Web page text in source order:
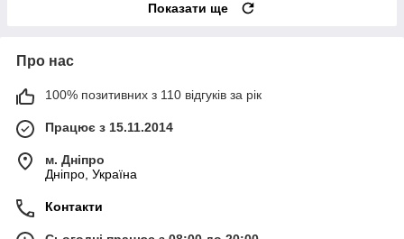
Показати ще
Про нас
100% позитивних з 110 відгуків за рік
Працює з 15.11.2014
м. Дніпро
Дніпро, Україна
Контакти